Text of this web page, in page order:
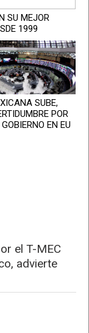
SU MEJOR
1999
SUBE,
POR
EN EU
el T-MEC
advierte